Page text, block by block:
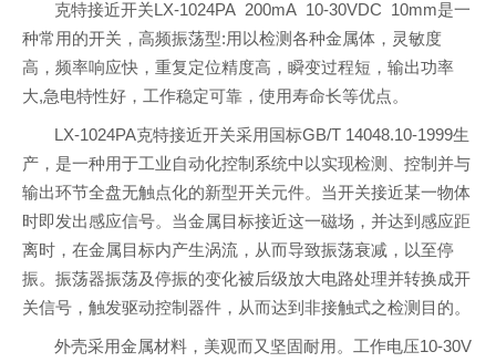
克特接近开关LX-1024PA 200mA 10-30VDC 10mm是一
种常用的开关，高频振荡型:用以检测各种金属体，灵敏度
高，频率响应快，重复定位精度高，瞬变过程短，输出功率
大,急电特性好，工作稳定可靠，使用寿命长等优点。
LX-1024PA克特接近开关采用国标GB/T 14048.10-1999生
产，是一种用于工业自动化控制系统中以实现检测、控制并与
输出环节全盘无触点化的新型开关元件。当开关接近某一物体
时即发出感应信号。当金属目标接近这一磁场，并达到感应距
离时，在金属目标内产生涡流，从而导致振荡衰减，以至停
振。振荡器振荡及停振的变化被后级放大电路处理并转换成开
关信号，触发驱动控制器件，从而达到非接触式之检测目的。
外壳采用金属材料，美观而又坚固耐用。工作电压10-30V